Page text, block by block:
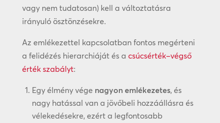
vagy nem tudatosan) kell a változtatásra
irányuló ösztönzésekre.
Az emlékezettel kapcsolatban fontos megérteni
a felidézés hierarchiáját és a csúcsérték–végső
érték szabályt:
Egy élmény vége nagyon emlékezetes, és
nagy hatással van a jövőbeli hozzáállásra és
vélekedésekre, ezért a legfontosabb